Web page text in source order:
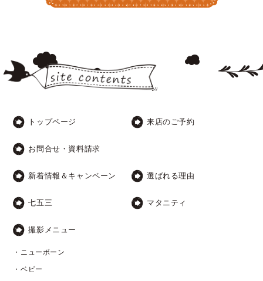
トップページ 来店のご予約
お問合せ・資料請求
新着情報＆キャンペーン 選ばれる理由
七五三 マタニティ
撮影メニュー
・ニューボーン
・ベビー